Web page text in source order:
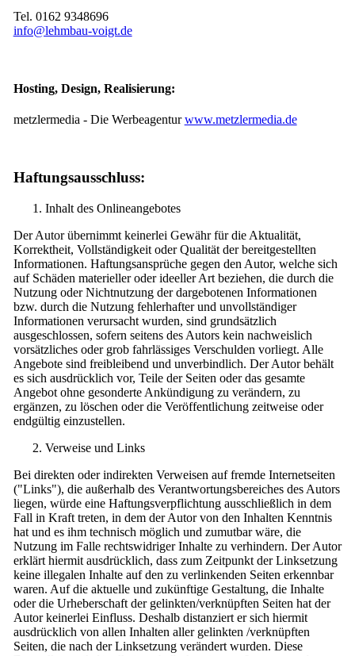
Tel. 0162 9348696
info@lehmbau-voigt.de
Hosting, Design, Realisierung:
metzlermedia - Die Werbeagenturwww.metzlermedia.de
Haftungsausschluss:
Inhalt des Onlineangebotes
Der Autor übernimmt keinerlei Gewähr für die Aktualität,
Korrektheit, Vollständigkeit oder Qualität der bereitgestellten
Informationen. Haftungsansprüche gegen den Autor, welche sich
auf Schäden materieller oder ideeller Art beziehen, die durch die
Nutzung oder Nichtnutzung der dargebotenen Informationen
bzw. durch die Nutzung fehlerhafter und unvollständiger
Informationen verursacht wurden, sind grundsätzlich
ausgeschlossen, sofern seitens des Autors kein nachweislich
vorsätzliches oder grob fahrlässiges Verschulden vorliegt. Alle
Angebote sind freibleibend und unverbindlich. Der Autor behält
es sich ausdrücklich vor, Teile der Seiten oder das gesamte
Angebot ohne gesonderte Ankündigung zu verändern, zu
ergänzen, zu löschen oder die Veröffentlichung zeitweise oder
endgültig einzustellen.
Verweise und Links
Bei direkten oder indirekten Verweisen auf fremde Internetseiten
("Links"), die außerhalb des Verantwortungsbereiches des Autors
liegen, würde eine Haftungsverpflichtung ausschließlich in dem
Fall in Kraft treten, in dem der Autor von den Inhalten Kenntnis
hat und es ihm technisch möglich und zumutbar wäre, die
Nutzung im Falle rechtswidriger Inhalte zu verhindern. Der Autor
erklärt hiermit ausdrücklich, dass zum Zeitpunkt der Linksetzung
keine illegalen Inhalte auf den zu verlinkenden Seiten erkennbar
waren. Auf die aktuelle und zukünftige Gestaltung, die Inhalte
oder die Urheberschaft der gelinkten/verknüpften Seiten hat der
Autor keinerlei Einfluss. Deshalb distanziert er sich hiermit
ausdrücklich von allen Inhalten aller gelinkten /verknüpften
Seiten, die nach der Linksetzung verändert wurden. Diese